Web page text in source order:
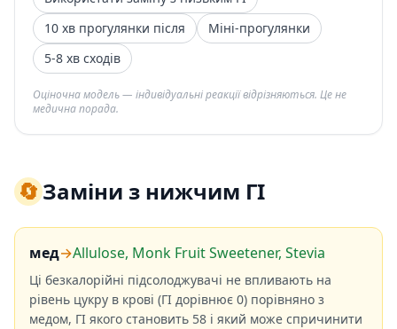
10 хв прогулянки після
Міні-прогулянки
5-8 хв сходів
Оціночна модель — індивідуальні реакції відрізняються. Це не
медична порада.
🔄Заміни з нижчим ГІ
мед→Allulose, Monk Fruit Sweetener, Stevia
Ці безкалорійні підсолоджувачі не впливають на
рівень цукру в крові (ГІ дорівнює 0) порівняно з
медом, ГІ якого становить 58 і який може спричинити